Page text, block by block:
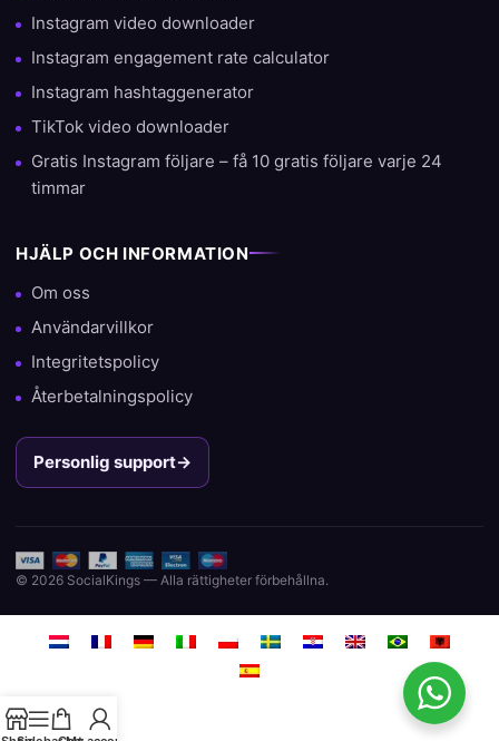
Instagram video downloader
Instagram engagement rate calculator
Instagram hashtaggenerator
TikTok video downloader
Gratis Instagram följare – få 10 gratis följare varje 24
timmar
HJÄLP OCH INFORMATION
Om oss
Användarvillkor
Integritetspolicy
Återbetalningspolicy
Personlig support→
© 2026 SocialKings — Alla rättigheter förbehållna.